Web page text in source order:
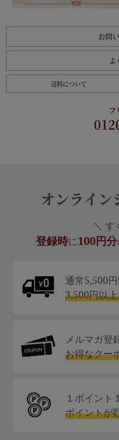
お問
よ
送料について
フ
オンライン
＼ す
登録時に100円分
通常5,500
3,500円以
メルマガ登
お得なクー
１ポイント
ポイントが